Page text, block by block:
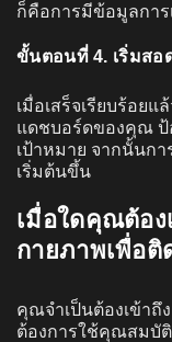
ก็คือการมีข้อมูลการ
ขั้นตอนที่ 4. เริ่มสอ
เมื่อเสร็จเรียบร้อย
แดชบอร์ดของคุณ ป้
เป้าหมาย จากนั้นก
เริ่มต้นขึ้น
เมื่อใดคุณต้อง
กายภาพเพื่อ
คุณจำเป็นต้องเข้าถึ
ต้องการใช้คุณสมบัติ